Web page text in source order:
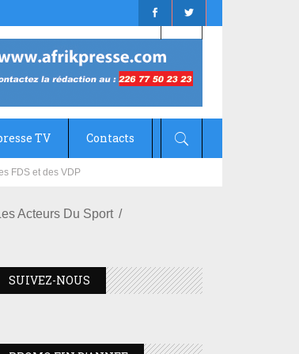
TV Contacts
Acteurs Du Sport
SUIVEZ-NOUS